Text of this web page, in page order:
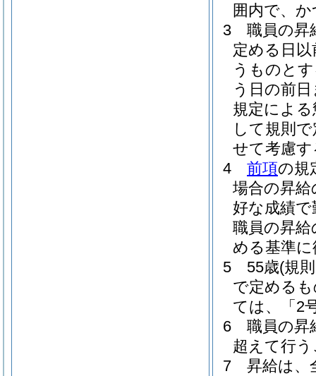
囲内で、
3
職員の昇
定める日
うものと
う日の前
規定によ
して規則
せて考慮
4
前項の規
場合の昇
好な成績
職員の昇
める基準
5
55歳(規
で定める
ては、「2
6
職員の昇
超えて行
7
昇給は、